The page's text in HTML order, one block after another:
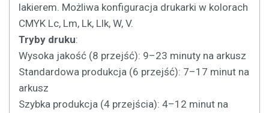
lakierem. Możliwa konfiguracja drukarki w kolorach
CMYK Lc, Lm, Lk, Llk, W, V.
Tryby druku:
Wysoka jakość (8 przejść): 9–23 minuty na arkusz
Standardowa produkcja (6 przejść): 7–17 minut na
arkusz
Szybka produkcja (4 przejścia): 4–12 minut na